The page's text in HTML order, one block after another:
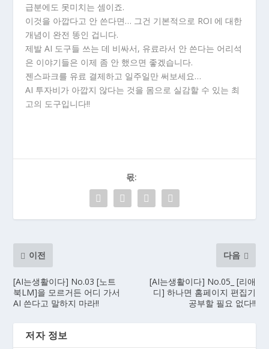
급분에도 못미치는 셈이죠.
이것을 아깝다고 안 쓴다면… 그건 기본적으로 ROI 에 대한
개념이 완전 똥인 겁니다.
제발 AI 도구들 쓰는 데 비싸서, 유료라서 안 쓴다는 어리석
은 이야기들은 이제 좀 안 했으면 좋겠습니다.
젠스파크를 유료 결제하고 일주일만 써보세요…
AI 투자비가 아깝지 않다는 것을 몸으로 실감할 수 있는 최
고의 도구입니다!!
몫:
이전
[AI는생활이다] No.03 [노트
북LM]을 모르거든 어디 가서
AI 쓴다고 말하지 마라!!
다음
[AI는생활이다] No.05_ [리애
디] 하나면 홈페이지 편집기
공부할 필요 없다!!
저자 정보